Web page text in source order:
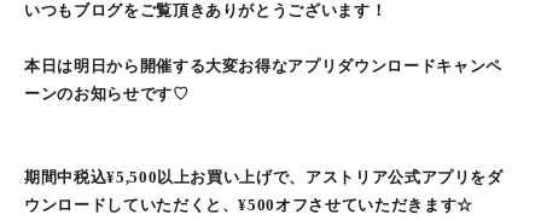
いつもブログをご覧頂きありがとうございます！
本日は明日から開催する大変お得なアプリダウンロードキャンペ
ーンのお知らせです♡
期間中税込¥5,500以上お買い上げで、アストリア公式アプリをダ
ウンロードしていただくと、¥500オフさせていただきます☆